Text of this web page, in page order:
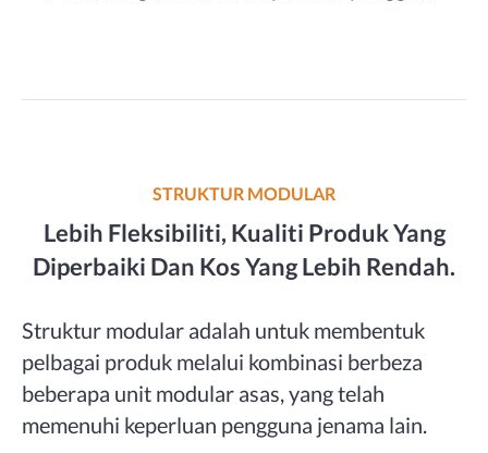
STRUKTUR MODULAR
Lebih Fleksibiliti, Kualiti Produk Yang
Diperbaiki Dan Kos Yang Lebih Rendah.
Struktur modular adalah untuk membentuk
pelbagai produk melalui kombinasi berbeza
beberapa unit modular asas, yang telah
memenuhi keperluan pengguna jenama lain.